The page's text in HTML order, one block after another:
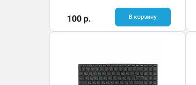
100 р. В корзину